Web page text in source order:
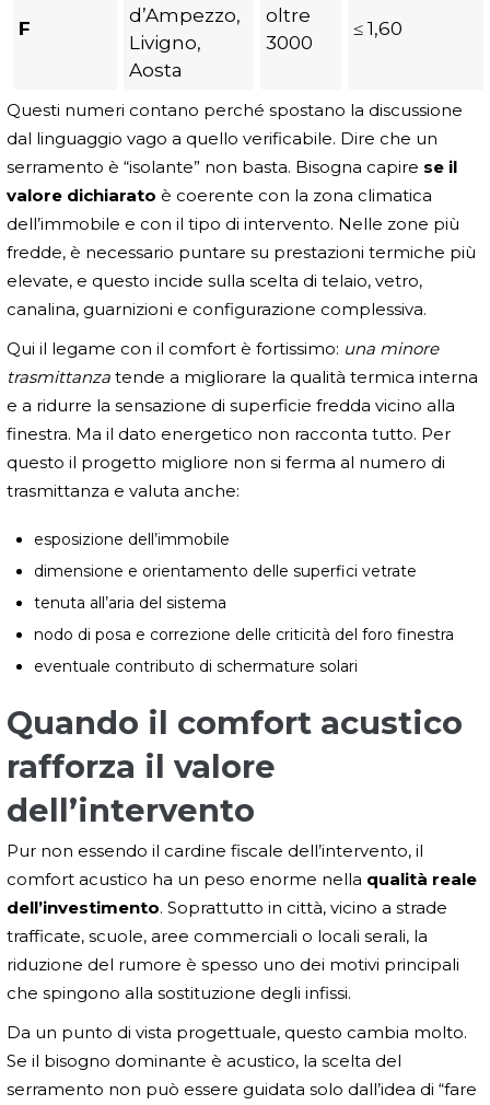
F
d’Ampezzo,
Livigno,
Aosta
oltre
3000
≤ 1,60
Questi numeri contano perché spostano la discussione
dal linguaggio vago a quello verificabile. Dire che un
serramento è “isolante” non basta. Bisogna capire se il
valore dichiarato è coerente con la zona climatica
dell’immobile e con il tipo di intervento. Nelle zone più
fredde, è necessario puntare su prestazioni termiche più
elevate, e questo incide sulla scelta di telaio, vetro,
canalina, guarnizioni e configurazione complessiva.
Qui il legame con il comfort è fortissimo: una minore
trasmittanza tende a migliorare la qualità termica interna
e a ridurre la sensazione di superficie fredda vicino alla
finestra. Ma il dato energetico non racconta tutto. Per
questo il progetto migliore non si ferma al numero di
trasmittanza e valuta anche:
esposizione dell’immobile
dimensione e orientamento delle superfici vetrate
tenuta all’aria del sistema
nodo di posa e correzione delle criticità del foro finestra
eventuale contributo di schermature solari
Quando il comfort acustico
rafforza il valore
dell’intervento
Pur non essendo il cardine fiscale dell’intervento, il
comfort acustico ha un peso enorme nella qualità reale
dell’investimento. Soprattutto in città, vicino a strade
trafficate, scuole, aree commerciali o locali serali, la
riduzione del rumore è spesso uno dei motivi principali
che spingono alla sostituzione degli infissi.
Da un punto di vista progettuale, questo cambia molto.
Se il bisogno dominante è acustico, la scelta del
serramento non può essere guidata solo dall’idea di “fare